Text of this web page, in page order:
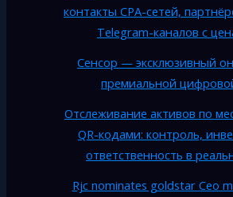
контакты CPA-сетей,
Telegram-каналов с
Сенсор — эксклюзивный
премиальной
Отслеживание активов по
QR-кодами: контроль,
ответственность в
Rjc nominates goldstar Ceo